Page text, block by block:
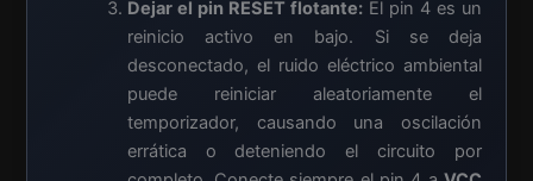
Dejar el pin RESET flotante:El pin 4 es un
reinicio activo en bajo. Si se deja
desconectado, el ruido eléctrico ambiental
puede reiniciar aleatoriamente el
temporizador, causando una oscilación
errática o deteniendo el circuito por